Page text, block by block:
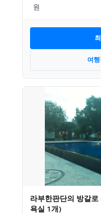
여
라부한판단의 방갈
욕실 1개)